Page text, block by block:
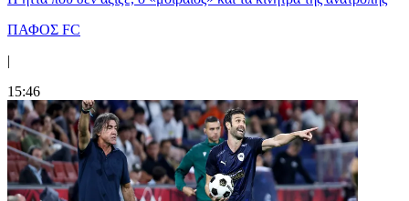
ΠΑΦΟΣ FC
|
15:46